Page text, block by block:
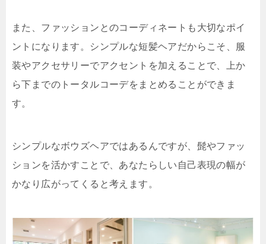
また、ファッションとのコーディネートも大切なポイ
ントになります。シンプルな短髪ヘアだからこそ、服
装やアクセサリーでアクセントを加えることで、上か
ら下までのトータルコーデをまとめることができま
す。
シンプルなボウズヘアではあるんですが、髭やファッ
ションを活かすことで、あなたらしい自己表現の幅が
かなり広がってくると考えます。